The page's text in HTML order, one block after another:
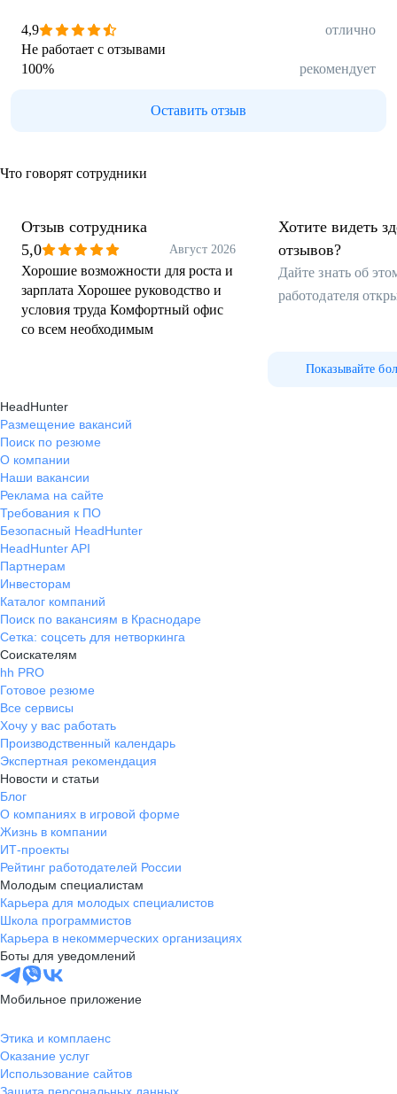
4,9
отлично
Не работает с отзывами
100% рекомендует
Оставить отзыв
Что говорят сотрудники
Отзыв сотрудника
5,0
Август 2026
Хорошие возможности для роста и
зарплата Хорошее руководство и
условия труда Комфортный офис
со всем необходимым
Хотите видеть
отзывов?
Дайте знать об
работодателя
Показывайте
HeadHunter
Размещение вакансий
Поиск по резюме
О компании
Наши вакансии
Реклама на сайте
Требования к ПО
Безопасный HeadHunter
HeadHunter API
Партнерам
Инвесторам
Каталог компаний
Поиск по вакансиям в Краснодаре
Сетка: соцсеть для нетворкинга
Соискателям
hh PRO
Готовое резюме
Все сервисы
Хочу у вас работать
Производственный календарь
Экспертная рекомендация
Новости и статьи
Блог
О компаниях в игровой форме
Жизнь в компании
ИТ-проекты
Рейтинг работодателей России
Молодым специалистам
Карьера для молодых специалистов
Школа программистов
Карьера в некоммерческих организациях
Боты для уведомлений
Мобильное приложение
Этика и комплаенс
Оказание услуг
Использование сайтов